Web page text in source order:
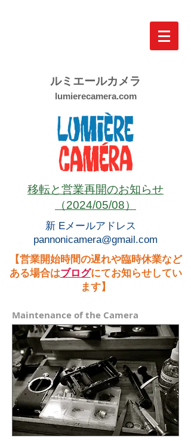
ルミエールカメラ
lumierecamera.com
移転と営業再開のお知らせ
（2024/05/08）
新 Eメールアドレス
pannonicamera@gmail.com
【営業開始時間の遅れや臨時休業など
ある場合はブログにてお知らせしてい
ます】
Maintenance of the Camera